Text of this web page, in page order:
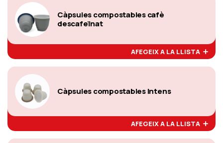
Càpsules compostables cafè
descafeïnat
AFEGEIX A LA LLISTA
Càpsules compostables Intens
AFEGEIX A LA LLISTA